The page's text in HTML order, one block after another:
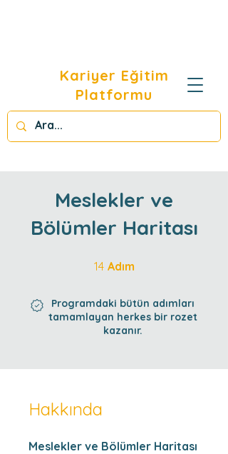
Kariyer Eğitim
Platformu
Meslekler ve
Bölümler Haritası
14 Adım
Programdaki bütün adımları
tamamlayan herkes bir rozet
kazanır.
Hakkında
Meslekler ve Bölümler Haritası